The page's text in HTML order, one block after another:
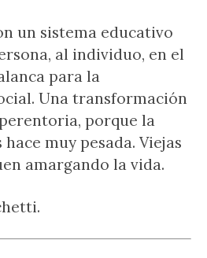
un sistema educativo
al individuo, en el
para la
Una transformación
porque la
muy pesada. Viejas
amargando la vida.